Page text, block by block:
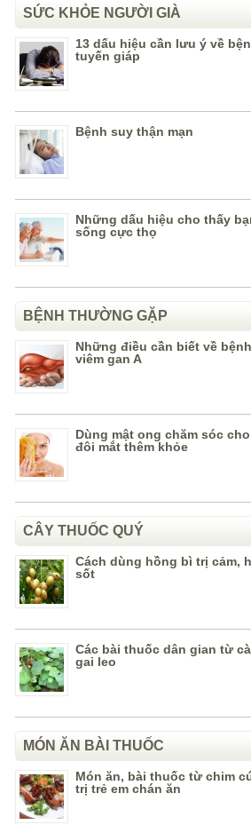
SỨC KHỎE NGƯỜI GIÀ
13 dấu hiệu cần lưu ý về
tuyến giáp
Bệnh suy thận mạn
Những dấu hiệu cho thấy
sống cực thọ
BỆNH THƯỜNG GẶP
Những điều cần biết về bệnh
viêm gan A
Dùng mật ong chăm sóc cho
đôi mắt thêm khỏe
CÂY THUỐC QUÝ
Cách dùng hồng bì trị cảm,
sốt
Các bài thuốc dân gian từ cà
gai leo
MÓN ĂN BÀI THUỐC
Món ăn, bài thuốc từ chim
trị trẻ em chán ăn